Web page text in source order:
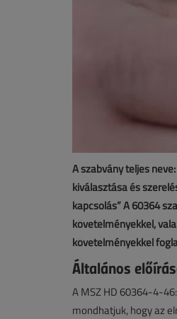
A szabvány teljes
kiválasztása és
kapcsolás” A 60364
követelményekkel,
követelményekkel
Általános
A MSZ HD 60364-4-
mondhatjuk, hogy az